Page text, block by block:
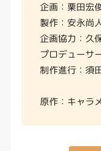
企画：栗田宏
製作：安永尚
企画協力：久
プロデューサ
制作進行：須
原作：キャラ